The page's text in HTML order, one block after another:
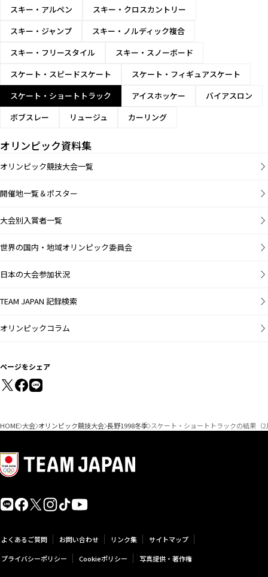
スキー・アルペン
スキー・クロスカントリー
スキー・ジャンプ
スキー・ノルディック複合
スキー・フリースタイル
スキー・スノーボード
スケート・スピードスケート
スケート・フィギュアスケート
スケート・ショートトラック
アイスホッケー
バイアスロン
ボブスレー
リュージュ カーリング
オリンピック資料集
オリンピック競技大会一覧
開催地一覧＆ポスター
大会別入賞者一覧
世界の国内・地域オリンピック委員会
日本の大会参加状況
TEAM JAPAN 記録検索
オリンピックコラム
ページをシェア
HOME 大会 オリンピック競技大会 長野1998冬季 スケート・ショートトラックの結果（
よくあるご質問 お問い合わせ リンク集
サイトマップ
プライバシーポリシー
Cookieポリシー 写真提供・著作権